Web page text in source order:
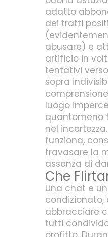
adatto
dei tratti
abusare) e
artificio in
tentativi
sopra
luogo
quantomeno
nel
funziona,
travasare la
assenza di
Che
Una chat e
condizionato,
abbracciare
tutti